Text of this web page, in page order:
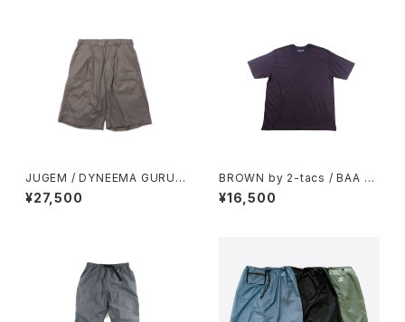
JUGEM / DYNEEMA GURUK
HA SHORTS
¥27,500
BROWN by 2-tacs / BAA WI
DE
¥16,500